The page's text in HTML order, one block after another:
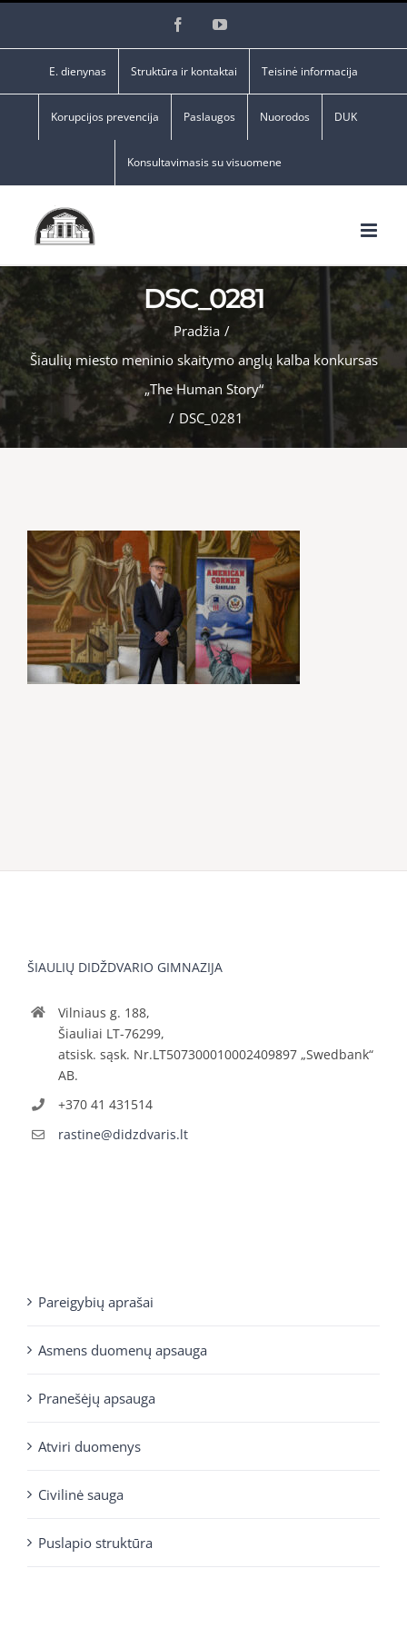
FacebookYouTube
E. dienynas Struktūra ir kontaktai Teisinė informacija
Korupcijos prevencija Paslaugos Nuorodos DUK
Konsultavimasis su visuomene
DSC_0281
Pradžia /
Šiaulių miesto meninio skaitymo anglų kalba konkursas
„The Human Story“
/ DSC_0281
ŠIAULIŲ DIDŽDVARIO GIMNAZIJA
Vilniaus g. 188,
Šiauliai LT-76299,
atsisk. sąsk. Nr.LT507300010002409897 „Swedbank“
AB.
+370 41 431514
rastine@didzdvaris.lt
Pareigybių aprašai
Asmens duomenų apsauga
Pranešėjų apsauga
Atviri duomenys
Civilinė sauga
Puslapio struktūra